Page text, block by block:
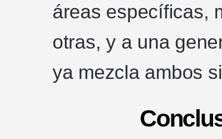
áreas específicas,
otras, y a una
ya mezcla ambos